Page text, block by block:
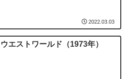
2022.03.03
ウエストワールド（1973年）